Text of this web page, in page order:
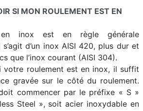
SI MON ROULEMENT EST EN
inox est en règle générale
d’un inox AISI 420, plus dur et
que l’inox courant (AISI 304).
votre roulement est en inox, il suffit
gravée sur le côté du roulement.
commencer par le préfixe « S »
Steel », soit acier inoxydable en